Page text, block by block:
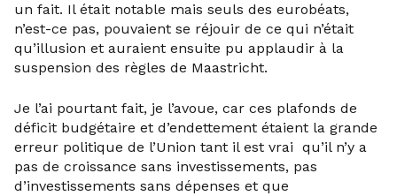
un fait. Il était notable mais seuls des eurobéats,
n’est-ce pas, pouvaient se réjouir de ce qui n’était
qu’illusion et auraient ensuite pu applaudir à la
suspension des règles de Maastricht.
Je l’ai pourtant fait, je l’avoue, car ces plafonds de
déficit budgétaire et d’endettement étaient la grande
erreur politique de l’Union tant il est vrai qu’il n’y a
pas de croissance sans investissements, pas
d’investissements sans dépenses et que